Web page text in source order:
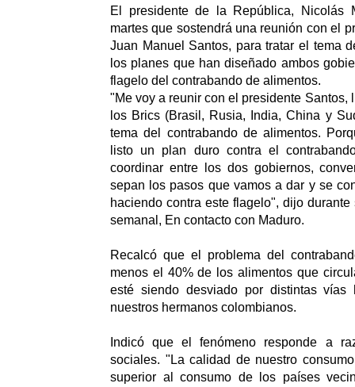
El presidente de la República, Nicolás
martes que sostendrá una reunión con el
Juan Manuel Santos, para tratar el tema
los planes que han diseñado ambos
flagelo del contrabando de alimentos.
"Me voy a reunir con el presidente Santos,
los Brics (Brasil, Rusia, India, China y
tema del contrabando de alimentos.
listo un plan duro contra el
coordinar entre los dos gobiernos,
sepan los pasos que vamos a dar y se
haciendo contra este flagelo", dijo
semanal, En contacto con Maduro.
Recalcó que el problema del
menos el 40% de los alimentos que
esté siendo desviado por distintas vías
nuestros hermanos colombianos.
Indicó que el fenómeno responde a
sociales. "La calidad de nuestro
superior al consumo de los países